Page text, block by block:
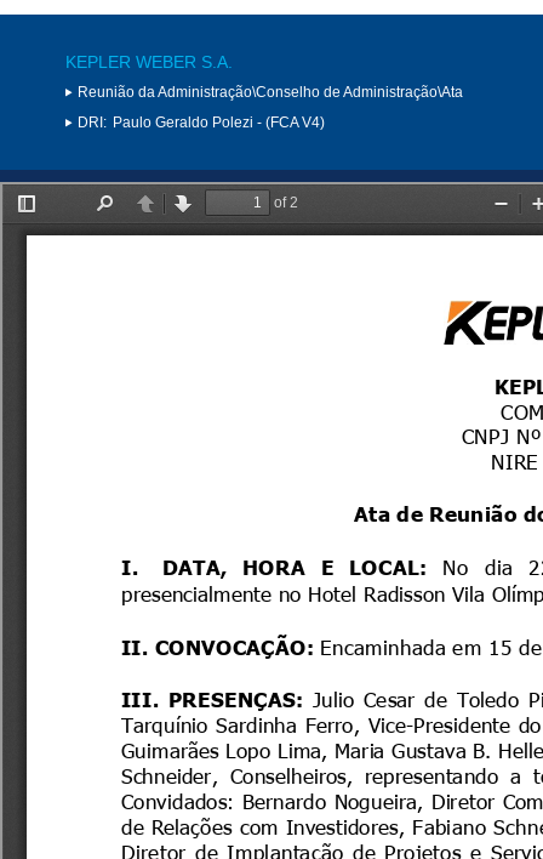
KEPLER WEBER S.A.
Reunião da Administração\Conselho de Administração\Ata
DRI: Paulo Geraldo Polezi - (FCA V4)